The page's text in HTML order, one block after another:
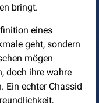
bringt.
eines
geht, sondern
mögen
doch ihre wahre
Ein echter Chassid